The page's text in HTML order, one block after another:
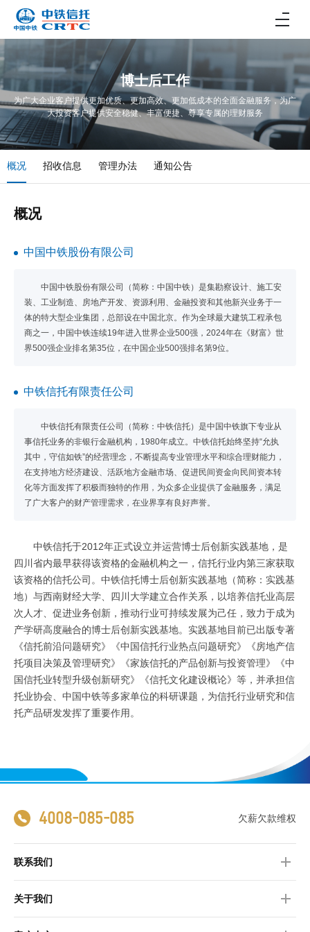
博士后工作
为广大企业客户提供更加优质、更加高效、更加低成本的全面金融服务，为广
大投资客户提供安全稳健、丰富便捷、尊享专属的理财服务
概况 招收信息 管理办法 通知公告
概况
中国中铁股份有限公司
中国中铁股份有限公司（简称：中国中铁）是集勘察设计、施工安
装、工业制造、房地产开发、资源利用、金融投资和其他新兴业务于一
体的特大型企业集团，总部设在中国北京。作为全球最大建筑工程承包
商之一，中国中铁连续19年进入世界企业500强，2024年在《财富》世
界500强企业排名第35位，在中国企业500强排名第9位。
中铁信托有限责任公司
中铁信托有限责任公司（简称：中铁信托）是中国中铁旗下专业从
事信托业务的非银行金融机构，1980年成立。中铁信托始终坚持“允执
其中，守信如铁”的经营理念，不断提高专业管理水平和综合理财能力，
在支持地方经济建设、活跃地方金融市场、促进民间资金向民间资本转
化等方面发挥了积极而独特的作用，为众多企业提供了金融服务，满足
了广大客户的财产管理需求，在业界享有良好声誉。
中铁信托于2012年正式设立并运营博士后创新实践基地，是
四川省内最早获得该资格的金融机构之一，信托行业内第三家获取
该资格的信托公司。中铁信托博士后创新实践基地（简称：实践基
地）与西南财经大学、四川大学建立合作关系，以培养信托业高层
次人才、促进业务创新，推动行业可持续发展为己任，致力于成为
产学研高度融合的博士后创新实践基地。实践基地目前已出版专著
《信托前沿问题研究》《中国信托行业热点问题研究》《房地产信
托项目决策及管理研究》《家族信托的产品创新与投资管理》《中
国信托业转型升级创新研究》《信托文化建设概论》等，并承担信
托业协会、中国中铁等多家单位的科研课题，为信托行业研究和信
托产品研发发挥了重要作用。
4008-085-085 欠薪欠款维权
联系我们
关于我们